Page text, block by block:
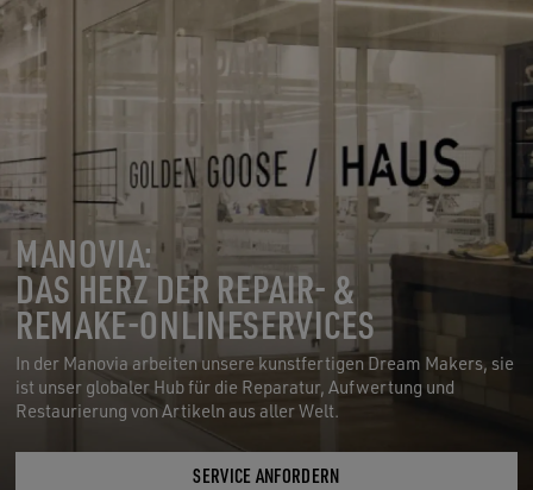
MANOVIA:
DAS HERZ DER REPAIR- &
REMAKE-ONLINESERVICES
In der Manovia arbeiten unsere kunstfertigen Dream Makers, sie
ist unser globaler Hub für die Reparatur, Aufwertung und
Restaurierung von Artikeln aus aller Welt.
SERVICE ANFORDERN